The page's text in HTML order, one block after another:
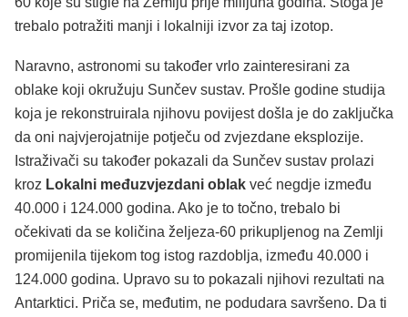
trebalo potražiti manji i lokalniji izvor za taj izotop.
Naravno, astronomi su također vrlo zainteresirani za
oblake koji okružuju Sunčev sustav. Prošle godine studija
koja je rekonstruirala njihovu povijest došla je do zaključka
da oni najvjerojatnije potječu od zvjezdane eksplozije.
Istraživači su također pokazali da Sunčev sustav prolazi
kroz Lokalni međuzvjezdani oblak već negdje između
40.000 i 124.000 godina. Ako je to točno, trebalo bi
očekivati da se količina željeza-60 prikupljenog na Zemlji
promijenila tijekom tog istog razdoblja, između 40.000 i
124.000 godina. Upravo su to pokazali njihovi rezultati na
Antarktici. Priča se, međutim, ne podudara savršeno. Da ti